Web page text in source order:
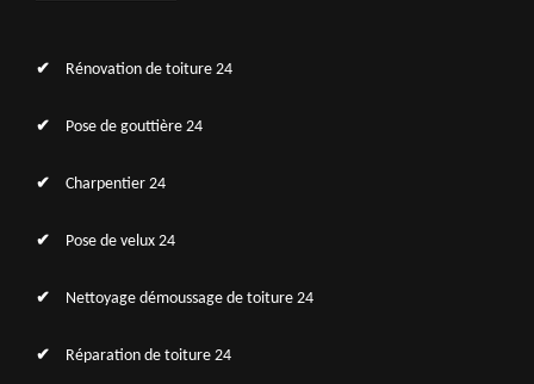
Rénovation de toiture 24
Pose de gouttière 24
Charpentier 24
Pose de velux 24
Nettoyage démoussage de toiture 24
Réparation de toiture 24